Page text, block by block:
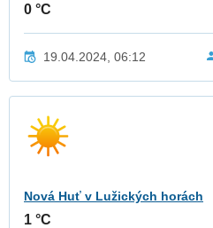
0 °C
19.04.2024, 06:12
Nová Huť v Lužických horách
1 °C